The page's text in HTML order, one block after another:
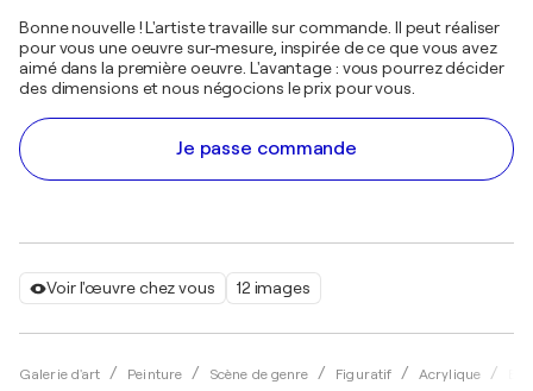
Voir l'œuvre chez vous 12 images
Galerie d'art Peinture Scène de genre Figuratif Acrylique
Bonne nouvelle ! L'artiste travaille sur commande. Il peut réaliser
pour vous une oeuvre sur-mesure, inspirée de ce que vous avez
aimé dans la première oeuvre. L'avantage : vous pourrez décider
des dimensions et nous négocions le prix pour vous.
Je passe commande